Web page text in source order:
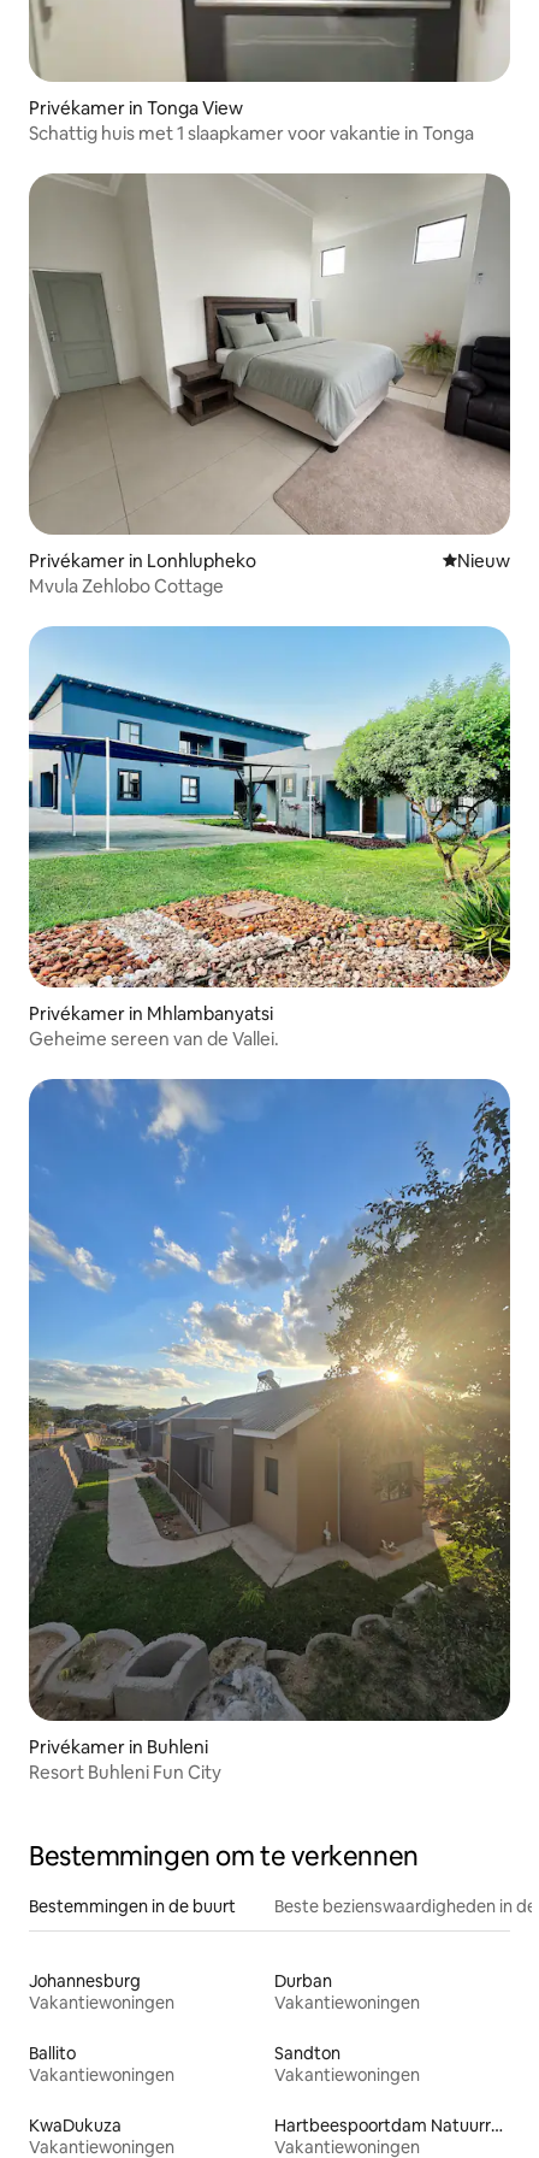
Privékamer in Tonga View
Schattig huis met 1 slaapkamer voor vakantie in Tonga
Privékamer in Lonhlupheko Nieuwe
Nieuw
Mvula Zehlobo Cottage
Privékamer in Mhlambanyatsi
Geheime sereen van de Vallei.
Privékamer in Buhleni
Resort Buhleni Fun City
Bestemmingen om te verkennen
Bestemmingen in de buurt Beste bezienswaardigheden in
Johannesburg
Vakantiewoningen
Durban
Vakantiewoningen
Ballito
Vakantiewoningen
Sandton
Vakantiewoningen
KwaDukuza
Vakantiewoningen
Hartbeespoortdam Natuurreservaat
Vakantiewoningen